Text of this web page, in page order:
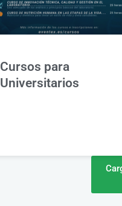
Cursos para
Universitarios